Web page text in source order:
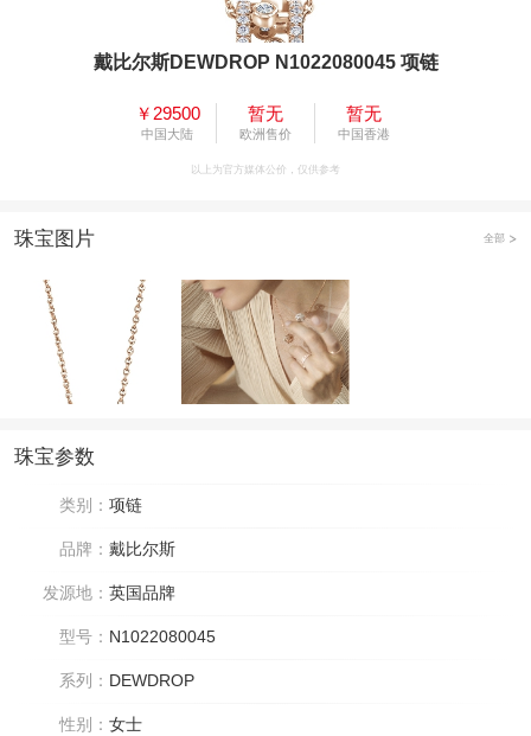
戴比尔斯DEWDROP N1022080045 项链
￥29500
中国大陆
暂无
欧洲售价
暂无
中国香港
以上为官方媒体公价，仅供参考
珠宝图片 全部
珠宝参数
类别： 项链
品牌： 戴比尔斯
发源地： 英国品牌
型号： N1022080045
系列： DEWDROP
性别： 女士